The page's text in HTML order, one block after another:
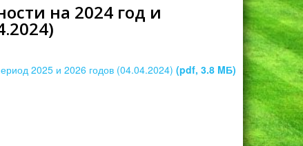
на 2024 год и
2025 и 2026 годов (04.04.2024) (pdf, 3.8 MБ)